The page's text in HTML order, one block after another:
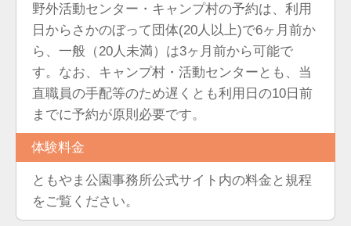
野外活動センター・キャンプ村の予約は、利用
日からさかのぼって団体(20人以上)で6ヶ月前か
ら、一般（20人未満）は3ヶ月前から可能で
す。なお、キャンプ村・活動センターとも、当
直職員の手配等のため遅くとも利用日の10日前
までに予約が原則必要です。
体験料金
ともやま公園事務所公式サイト内の料金と規程
をご覧ください。